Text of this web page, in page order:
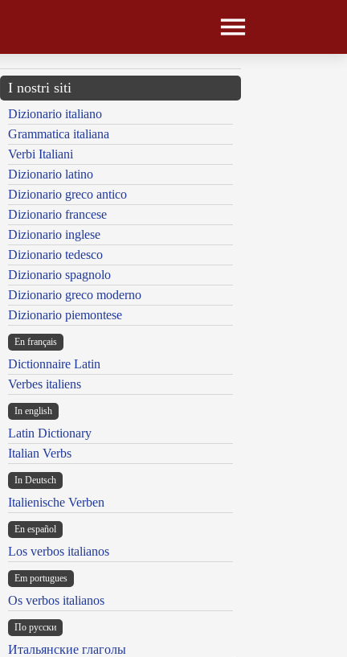
I nostri siti
Dizionario italiano
Grammatica italiana
Verbi Italiani
Dizionario latino
Dizionario greco antico
Dizionario francese
Dizionario inglese
Dizionario tedesco
Dizionario spagnolo
Dizionario greco moderno
Dizionario piemontese
En français
Dictionnaire Latin
Verbes italiens
In english
Latin Dictionary
Italian Verbs
In Deutsch
Italienische Verben
En español
Los verbos italianos
Em portugues
Os verbos italianos
По русски
Итальянские глаголы